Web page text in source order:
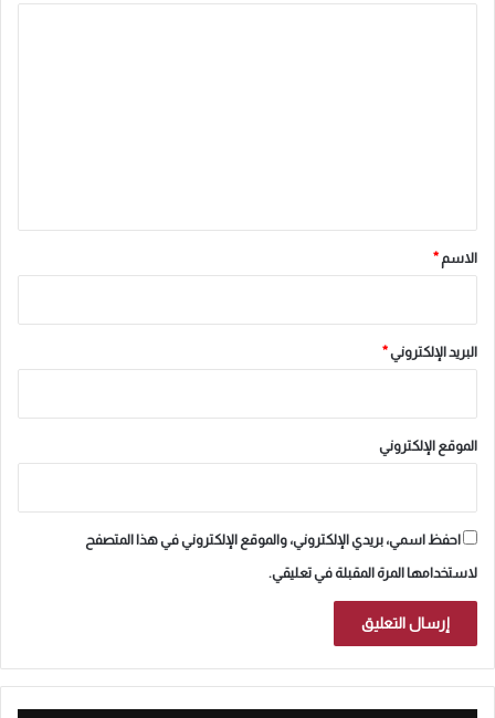
*
الاسم *
البريد الإلكتروني*
الموقع الإلكتروني
احفظ اسمي، بريدي الإلكتروني، والموقع الإلكتروني في هذا المتصفح
لاستخدامها المرة المقبلة في تعليقي.